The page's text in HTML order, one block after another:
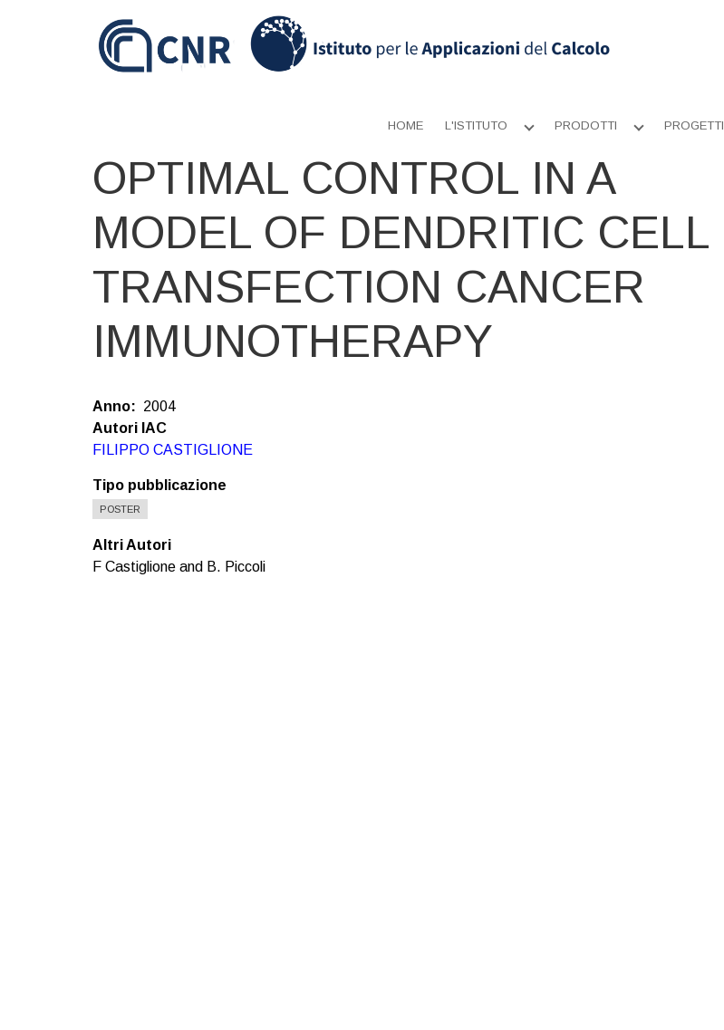
HOME L'ISTITUTO
Apri
PRODOTTI
Apri
PROGETTI
OPTIMAL CONTROL IN A
MODEL OF DENDRITIC CELL
TRANSFECTION CANCER
IMMUNOTHERAPY
Anno
2004
Autori IAC
FILIPPO CASTIGLIONE
Tipo pubblicazione
POSTER
Altri Autori
F Castiglione and B. Piccoli